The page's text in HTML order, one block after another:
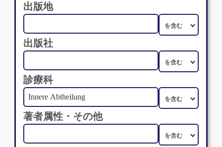
出版地
出版社
診療科
著者属性・その他